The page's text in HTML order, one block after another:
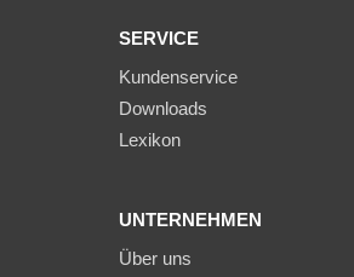
SERVICE
Kundenservice
Downloads
Lexikon
UNTERNEHMEN
Über uns